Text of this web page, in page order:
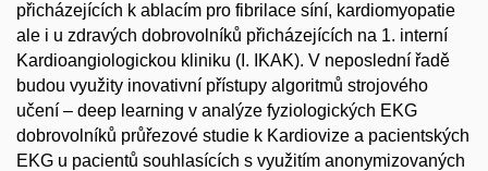
přicházejících k ablacím pro fibrilace síní, kardiomyopatie
ale i u zdravých dobrovolníků přicházejících na 1. interní
Kardioangiologickou kliniku (I. IKAK). V neposlední řadě
budou využity inovativní přístupy algoritmů strojového
učení – deep learning v analýze fyziologických EKG
dobrovolníků průřezové studie k Kardiovize a pacientských
EKG u pacientů souhlasících s využitím anonymizovaných